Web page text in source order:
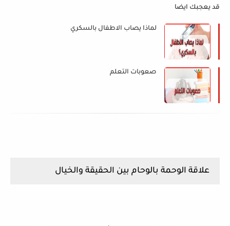
قد يعجبك ايضا
لماذا يصاب الاطفال بالسكري
صعوبات التعلم
علاقة الوحمة بالوحام بين الحقيقة والخيال